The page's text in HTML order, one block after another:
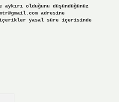
olduğunu düşündüğünüz
adresine
yasal süre içerisinde